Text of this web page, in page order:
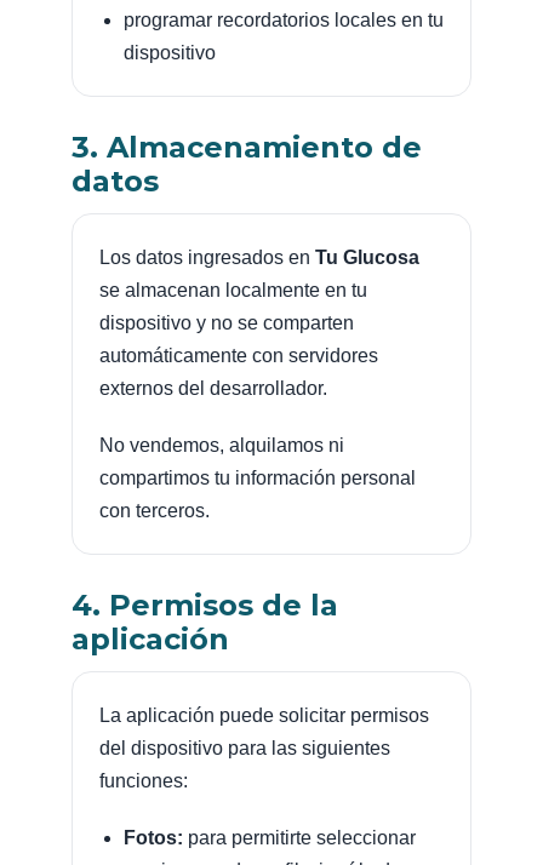
programar recordatorios locales en tu
dispositivo
3. Almacenamiento de
datos
Los datos ingresados en Tu Glucosa
se almacenan localmente en tu
dispositivo y no se comparten
automáticamente con servidores
externos del desarrollador.
No vendemos, alquilamos ni
compartimos tu información personal
con terceros.
4. Permisos de la
aplicación
La aplicación puede solicitar permisos
del dispositivo para las siguientes
funciones:
Fotos: para permitirte seleccionar